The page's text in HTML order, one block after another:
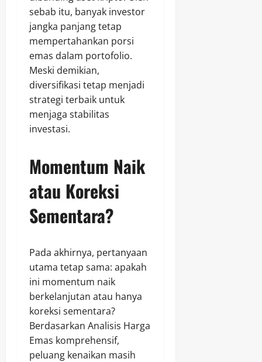
sebab itu, banyak investor
jangka panjang tetap
mempertahankan porsi
emas dalam portofolio.
Meski demikian,
diversifikasi tetap menjadi
strategi terbaik untuk
menjaga stabilitas
investasi.
Momentum Naik
atau Koreksi
Sementara?
Pada akhirnya, pertanyaan
utama tetap sama: apakah
ini momentum naik
berkelanjutan atau hanya
koreksi sementara?
Berdasarkan Analisis Harga
Emas komprehensif,
peluang kenaikan masih